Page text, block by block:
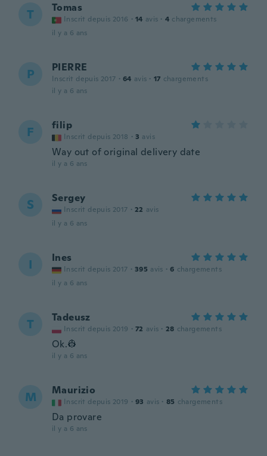
T Tomas
Inscrit depuis 2016 · 14 avis · 4 chargements
il y a 6 ans
P PIERRE
Inscrit depuis 2017 · 64 avis · 17 chargements
il y a 6 ans
F filip
Inscrit depuis 2018 · 3 avis
Way out of original delivery date
il y a 6 ans
S Sergey
Inscrit depuis 2017 · 22 avis
il y a 6 ans
I Ines
Inscrit depuis 2017 · 395 avis · 6 chargements
il y a 6 ans
T Tadeusz
Inscrit depuis 2019 · 72 avis · 28 chargements
Ok.👷
il y a 6 ans
M Maurizio
Inscrit depuis 2019 · 93 avis · 85 chargements
Da provare
il y a 6 ans